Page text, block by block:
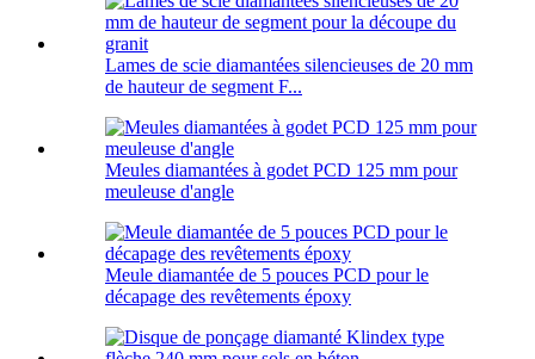
Lames de scie diamantées silencieuses de 20 mm
de hauteur de segment F...
Meules diamantées à godet PCD 125 mm pour
meuleuse d'angle
Meule diamantée de 5 pouces PCD pour le
décapage des revêtements époxy